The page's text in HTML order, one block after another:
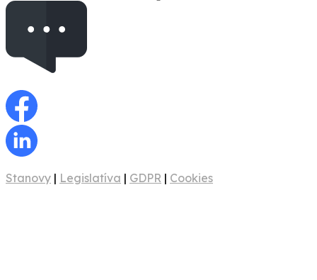
Stanovy | Legislatíva | GDPR | Cookies